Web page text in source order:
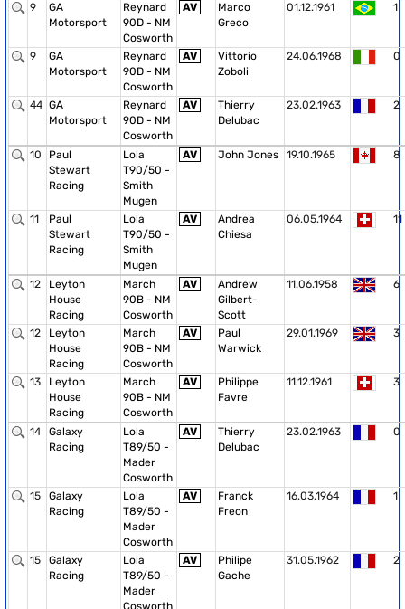
9
GA
Motorsport
Reynard
90D - NM
Cosworth
AV
Marco
Greco
01.12.1961 1
9
GA
Motorsport
Reynard
90D - NM
Cosworth
AV
Vittorio
Zoboli
24.06.1968 0
44 GA
Motorsport
Reynard
90D - NM
Cosworth
AV
Thierry
Delubac
23.02.1963 2
10
Paul
Stewart
Racing
Lola
T90/50 -
Smith
Mugen
AV John Jones 19.10.1965 8
11
Paul
Stewart
Racing
Lola
T90/50 -
Smith
Mugen
AV
Andrea
Chiesa
06.05.1964 11
12
Leyton
House
Racing
March
90B - NM
Cosworth
AV
Andrew
Gilbert-
Scott
11.06.1958 6
12
Leyton
House
Racing
March
90B - NM
Cosworth
AV
Paul
Warwick
29.01.1969 3
13
Leyton
House
Racing
March
90B - NM
Cosworth
AV
Philippe
Favre
11.12.1961 3
14
Galaxy
Racing
Lola
T89/50 -
Mader
Cosworth
AV
Thierry
Delubac
23.02.1963 0
15
Galaxy
Racing
Lola
T89/50 -
Mader
Cosworth
AV
Franck
Freon
16.03.1964 1
15
Galaxy
Racing
Lola
T89/50 -
Mader
Cosworth
AV
Philipe
Gache
31.05.1962 2